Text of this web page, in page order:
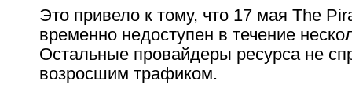
Это привело к тому, что 17 мая The
временно недоступен в течение
Остальные провайдеры ресурса не
возросшим трафиком.